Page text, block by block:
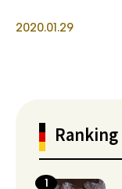
2020.01.29
Ranking